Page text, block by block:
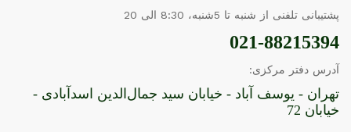
پشتیبانی تلفنی از شنبه تا 5شنبه، 8:30 الی 20
021-88215394
آدرس دفتر مرکزی:
تهران - یوسف آباد - خیابان سید جمال‌الدین اسدآبادی -
خیابان 72